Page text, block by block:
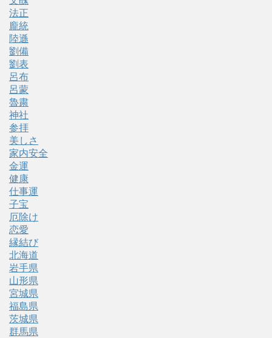
法正
龐統
陸遜
劉備
劉表
呂布
呂蒙
魯粛
神社
参拝
美しさ
家内安全
金運
健康
仕事運
子宝
厄除け
恋愛
縁結び
北海道
岩手県
山形県
宮城県
福島県
茨城県
群馬県